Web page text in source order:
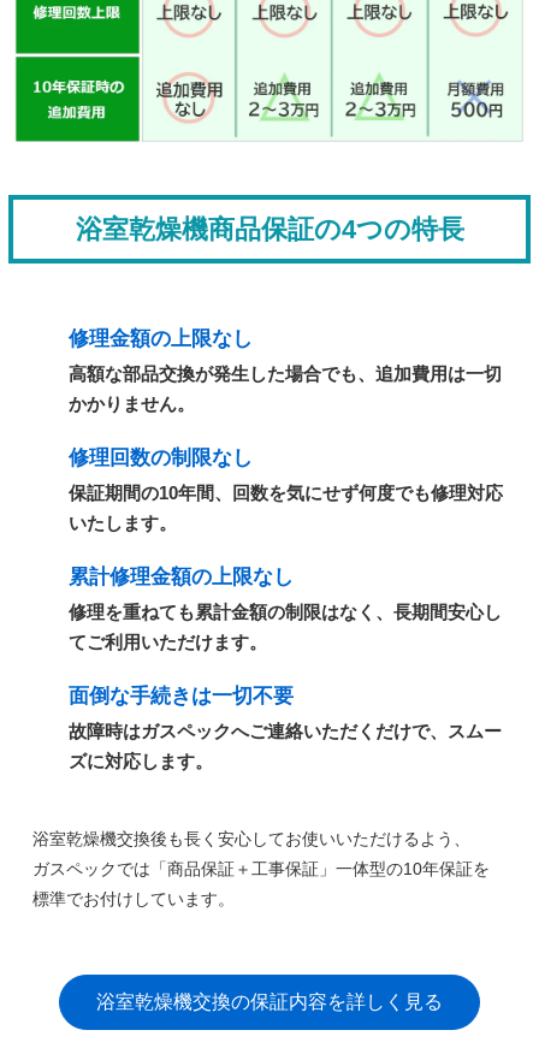
浴室乾燥機商品保証の4つの特長
修理金額の上限なし
高額な部品交換が発生した場合でも、追加費用は一切
かかりません。
修理回数の制限なし
保証期間の10年間、回数を気にせず何度でも修理対応
いたします。
累計修理金額の上限なし
修理を重ねても累計金額の制限はなく、長期間安心し
てご利用いただけます。
面倒な手続きは一切不要
故障時はガスペックへご連絡いただくだけで、スムー
ズに対応します。
浴室乾燥機交換後も長く安心してお使いいただけるよう、
ガスペックでは 「商品保証＋工事保証」一体型の10年保証を
標準でお付けしています。
浴室乾燥機交換の保証内容を詳しく見る